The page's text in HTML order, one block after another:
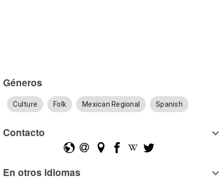
Géneros
Culture Folk Mexican Regional Spanish
Contacto
En otros idiomas